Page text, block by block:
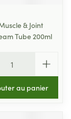
& Joint
Tube 200ml
au panier